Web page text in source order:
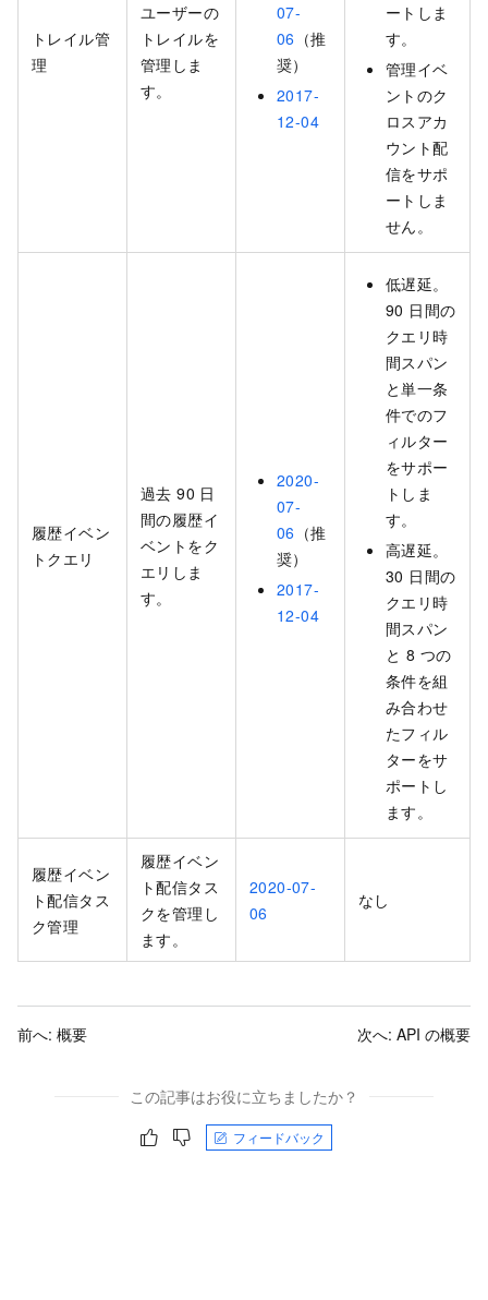
トレイル管
理
ユーザーの
トレイルを
管理しま
す。
07-
06 （推
奨）
2017-
12-04
ートしま
す。
管理イベ
ントのク
ロスアカ
ウント配
信をサポ
ートしま
せん。
履歴イベン
トクエリ
過去 90 日
間の履歴イ
ベントをク
エリしま
す。
2020-
07-
06 （推
奨）
2017-
12-04
低遅延。
90 日間の
クエリ時
間スパン
と単一条
件でのフ
ィルター
をサポー
トしま
す。
高遅延。
30 日間の
クエリ時
間スパン
と 8 つの
条件を組
み合わせ
たフィル
ターをサ
ポートし
ます。
履歴イベン
ト配信タス
ク管理
履歴イベン
ト配信タス
クを管理し
ます。
2020-07-
06
なし
前へ: 概要 次へ: API の概要
この記事はお役に立ちましたか？
フィードバック